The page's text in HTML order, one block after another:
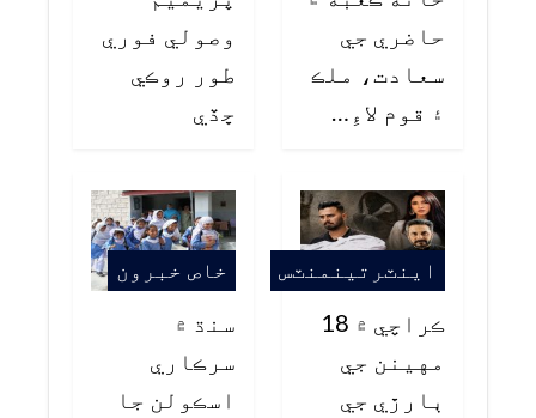
حاضري جي
سعادت، ملڪ
۽ قوم لاءِ…
وصولي فوري
طور روڪي
ڇڏي
اينٽرتينمنٽس
ڪراچي ۾ 18
مهينن جي
ٻارڙي جي
خاص خبرون
سنڌ ۾
سرڪاري
اسڪولن جا